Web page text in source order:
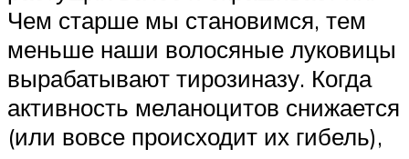
Чем старше мы становимся, тем
меньше наши волосяные луковицы
вырабатывают тирозиназу. Когда
активность меланоцитов снижается
(или вовсе происходит их гибель),